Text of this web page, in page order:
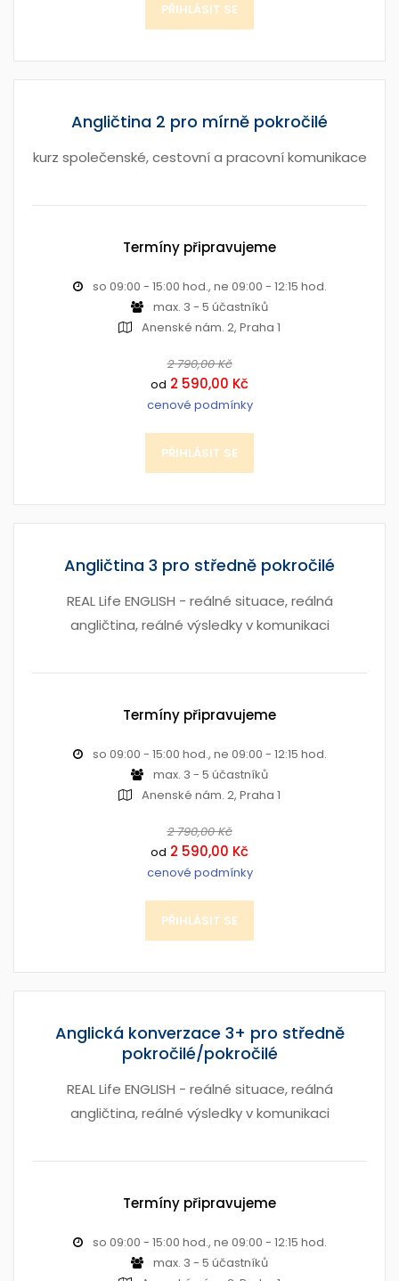
PŘIHLÁSIT SE
Angličtina 2 pro mírně pokročilé
kurz společenské, cestovní a pracovní komunikace
Termíny připravujeme
so 09:00 - 15:00 hod., ne 09:00 - 12:15 hod.
max. 3 - 5 účastníků
Anenské nám. 2, Praha 1
2 790,00 Kč
od 2 590,00 Kč
cenové podmínky
PŘIHLÁSIT SE
Angličtina 3 pro středně pokročilé
REAL Life ENGLISH - reálné situace, reálná
angličtina, reálné výsledky v komunikaci
Termíny připravujeme
so 09:00 - 15:00 hod., ne 09:00 - 12:15 hod.
max. 3 - 5 účastníků
Anenské nám. 2, Praha 1
2 790,00 Kč
od 2 590,00 Kč
cenové podmínky
PŘIHLÁSIT SE
Anglická konverzace 3+ pro středně
pokročilé/pokročilé
REAL Life ENGLISH - reálné situace, reálná
angličtina, reálné výsledky v komunikaci
Termíny připravujeme
so 09:00 - 15:00 hod., ne 09:00 - 12:15 hod.
max. 3 - 5 účastníků